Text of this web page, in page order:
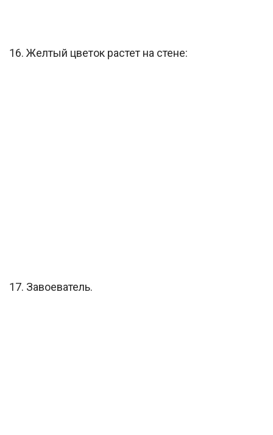
16. Желтый цветок растет на стене:
17. Завоеватель.